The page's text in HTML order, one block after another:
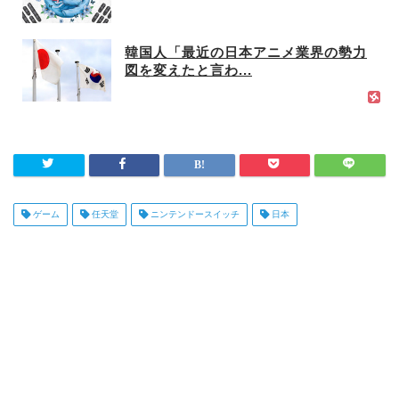
韓国人「最近の日本アニメ業界の勢力
図を変えたと言わ...
ゲーム 任天堂 ニンテンドースイッチ 日本